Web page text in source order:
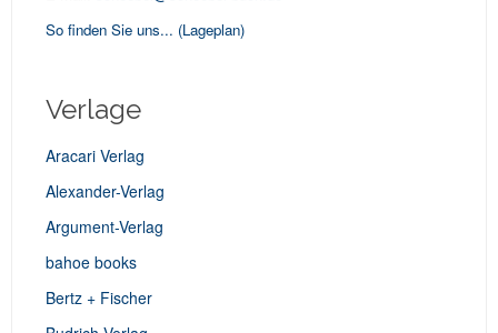
So finden Sie uns... (Lageplan)
Verlage
Aracari Verlag
Alexander-Verlag
Argument-Verlag
bahoe books
Bertz + Fischer